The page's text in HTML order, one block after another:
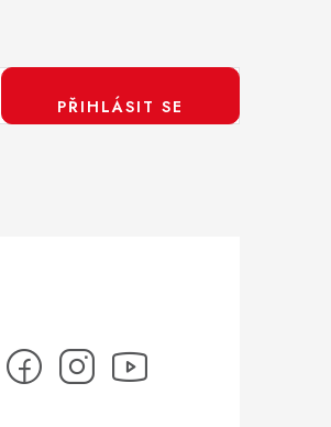
PŘIHLÁSIT SE